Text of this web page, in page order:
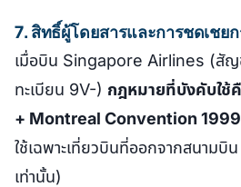
7. สิทธิ์ผู้โดยสารและการชดเช
เมื่อบิน Singapore Airlines (สัญ
ทะเบียน 9V-) กฎหมายที่บังคับใช้
+ Montreal Convention 1999
ใช้เฉพาะเที่ยวบินที่ออกจากสนามบิ
เท่านั้น)